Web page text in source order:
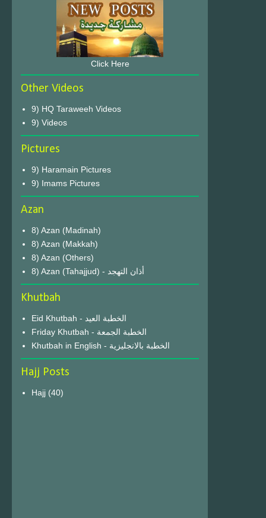
Click Here
Other Videos
9) HQ Taraweeh Videos
9) Videos
Pictures
9) Haramain Pictures
9) Imams Pictures
Azan
8) Azan (Madinah)
8) Azan (Makkah)
8) Azan (Others)
8) Azan (Tahajjud) - أذان التهجد
Khutbah
Eid Khutbah - الخطبة العيد
Friday Khutbah - الخطبة الجمعة
Khutbah in English - الخطبة بالانجليزية
Hajj Posts
Hajj (40)